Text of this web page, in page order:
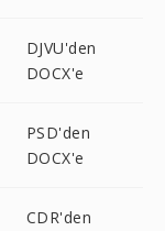
DJVU'den
DOCX'e
PSD'den
DOCX'e
CDR'den